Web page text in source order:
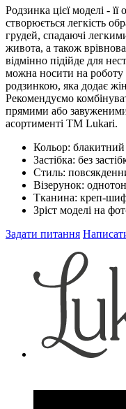
Родзинка цієї моделі -
створюється легкість
грудей, спадаючі
живота, а також
відмінно підійде для
можна носити на роботу
родзинкою, яка додає
Рекомендуємо
прямими або
асортименті ТМ Lukari.
Кольор: блакитний
Застібка: без
Стиль:
Візерунок:
Тканина: креп-
Зріст моделі на
Задати питання